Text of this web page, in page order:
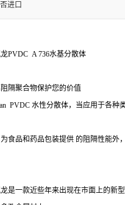
进口
PVDC A 736水基分散体
隔聚合物保护您的价值
PVDC 水性分散体，当应用于各种
为食品和药品包装提供 的阻隔性能外
是一款近些年来出现在市面上的新